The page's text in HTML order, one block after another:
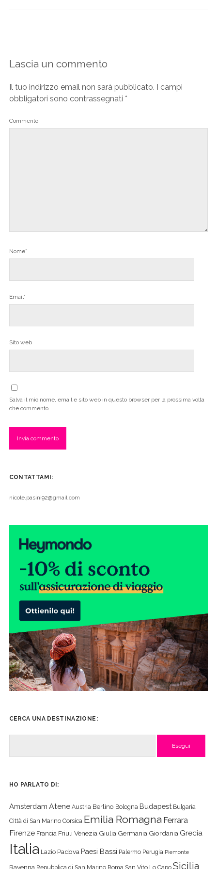
Lascia un commento
Il tuo indirizzo email non sarà pubblicato. I campi
obbligatori sono contrassegnati *
Commento
Nome*
Email*
Sito web
Salva il mio nome, email e sito web in questo browser per la prossima volta
che commento.
CONTATTAMI:
nicole.pasini92@gmail.com
CERCA UNA DESTINAZIONE:
HO PARLATO DI:
Amsterdam Atene Austria Berlino Bologna Budapest Bulgaria
Città di San Marino Corsica Emilia Romagna Ferrara
Firenze Francia Friuli Venezia Giulia Germania Giordania Grecia
Italia Lazio Padova Paesi Bassi Palermo Perugia Piemonte
Ravenna Repubblica di San Marino Roma San Vito Lo Capo Sicilia